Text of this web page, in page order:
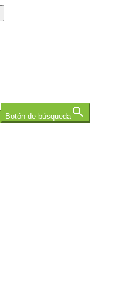
Botón de búsqueda